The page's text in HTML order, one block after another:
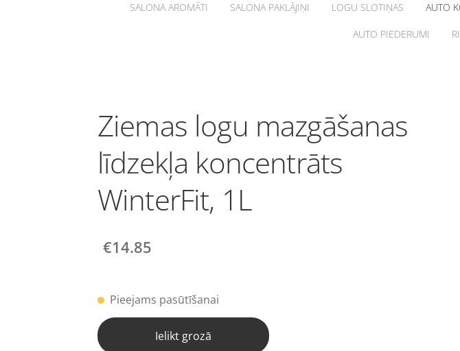
SALONA AROMĀTI SALONA PAKLĀJIŅI LOGU SLOTIŅAS AUTO
AUTO PIEDERUMI
Ziemas logu mazgāšanas
līdzekļa koncentrāts
WinterFit, 1L
€14.85
Pieejams pasūtīšanai
Ielikt grozā